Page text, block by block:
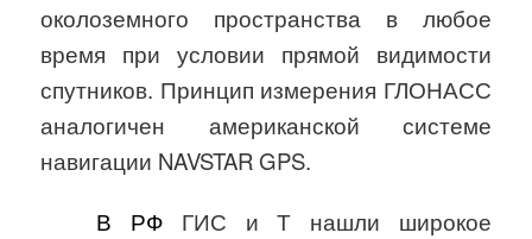
околоземного пространства в любое
время при условии прямой видимости
спутников. Принцип измерения ГЛОНАСС
аналогичен американской системе
навигации NAVSTAR GPS.
В РФ ГИС и Т нашли широкое